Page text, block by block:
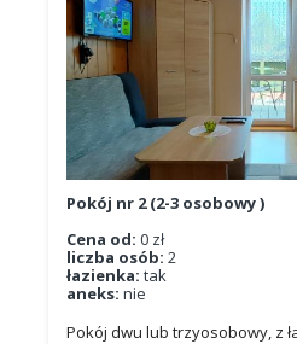
Pokój nr 2 (2-3 osobowy )
Cena od: 0 zł
liczba osób: 2
łazienka: tak
aneks: nie
Pokój dwu lub trzyosobowy, z